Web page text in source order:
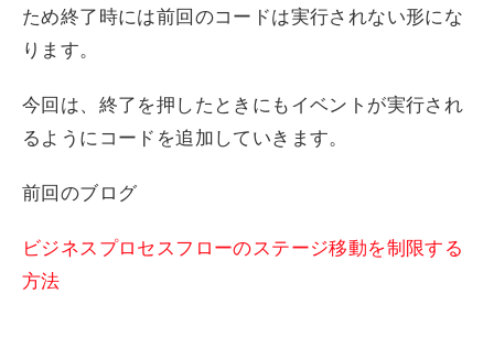
ため終了時には前回のコードは実行されない形にな
ります。
今回は、終了を押したときにもイベントが実行され
るようにコードを追加していきます。
前回のブログ
ビジネスプロセスフローのステージ移動を制限する
方法